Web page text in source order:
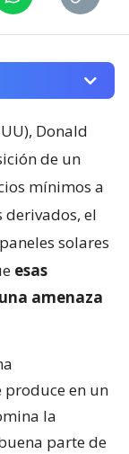
Donald
de un
mínimos a
el
solares
esas
amenaza
produce en un
la
parte de